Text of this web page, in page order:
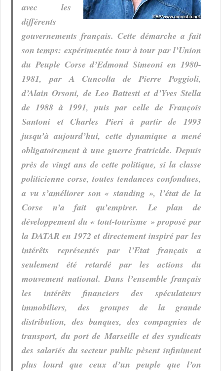
avec les
différents
gouvernements français. Cette démarche a fait
son temps: expérimentée tour à tour par l’Union
du Peuple Corse d’Edmond Simeoni en 1980-
1981, par A Cuncolta de Pierre Poggioli,
d’Alain Orsoni, de Leo Battesti et d’Yves Stella
de 1988 à 1991, puis par celle de François
Santoni et Charles Pieri à partir de 1993
jusqu’à aujourd’hui, cette dynamique a mené
obligatoirement à une guerre fratricide. Depuis
près de vingt ans de cette politique, si la classe
politicienne corse, toutes tendances confondues,
a vu s’améliorer son « standing », l’état de la
Corse n’a fait qu’empirer. Le plan de
développement du « tout-tourisme » proposé par
la DATAR en 1972 et directement inspiré par les
intérêts représentés par l’Etat français a
seulement été retardé par les actions du
mouvement national. Dans l’ensemble français
les intérêts financiers des spéculateurs
immobiliers, des groupes de la grande
distribution, des banques, des compagnies de
transport, du port de Marseille et des syndicats
des salariés du secteur public pèsent infiniment
plus lourd que ceux d’un peuple que l’on